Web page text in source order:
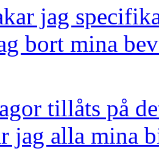
jag
bort mina
tillåts på
jag alla mina